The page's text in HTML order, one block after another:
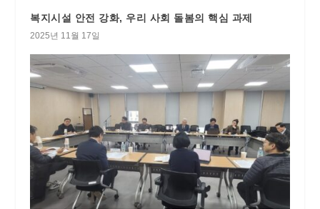
복지시설 안전 강화, 우리 사회 돌봄의 핵심 과제
2025년 11월 17일